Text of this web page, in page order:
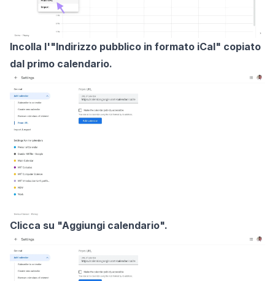
Incolla l'"Indirizzo pubblico in formato iCal" copiato
dal primo calendario.
Clicca su "Aggiungi calendario".